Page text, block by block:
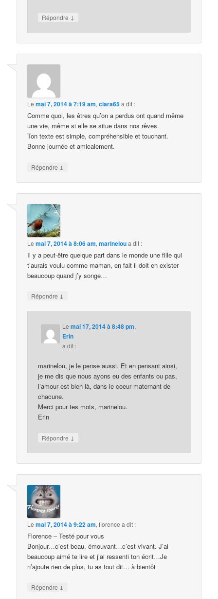
Répondre ↓
Lemai 7, 2014 à 7:19 am,clara65a dit :
Comme quoi, les êtres qu’on a perdus ont quand même
une vie, même si elle se situe dans nos rêves.
Ton texte est simple, compréhensible et touchant.
Bonne journée et amicalement.
Répondre ↓
Lemai 7, 2014 à 8:06 am,marineloua dit :
Il y a peut-être quelque part dans le monde une fille qui
t’aurais voulu comme maman, en fait il doit en exister
beaucoup quand j’y songe…
Répondre ↓
Lemai 17, 2014 à 8:48 pm,
Erin
a dit :
marinelou, je le pense aussi. Et en pensant ainsi,
je me dis que nous ayons eu des enfants ou pas,
l’amour est bien là, dans le coeur maternant de
chacune.
Merci pour tes mots, marinelou.
Erin
Répondre ↓
Lemai 7, 2014 à 9:22 am,florence a dit :
Florence – Testé pour vous
Bonjour…c’est beau, émouvant…c’est vivant. J’ai
beaucoup aimé te lire et j’ai ressenti ton écrit…Je
n’ajoute rien de plus, tu as tout dit… à bientôt
Répondre ↓